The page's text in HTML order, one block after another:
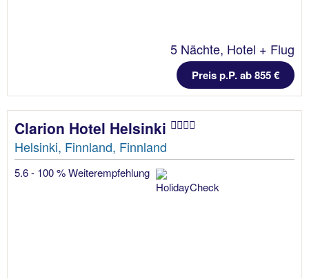
5 Nächte, Hotel + Flug
Preis p.P. ab 855 €
Clarion Hotel Helsinki
Helsinki, Finnland, Finnland
5.6 - 100 % Weiterempfehlung